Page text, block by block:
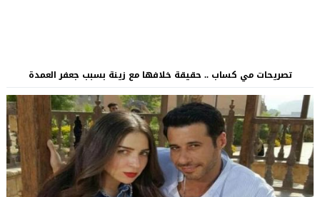
تصريحات مي كساب .. حقيقة خلافها مع زينة بسبب جعفر العمدة